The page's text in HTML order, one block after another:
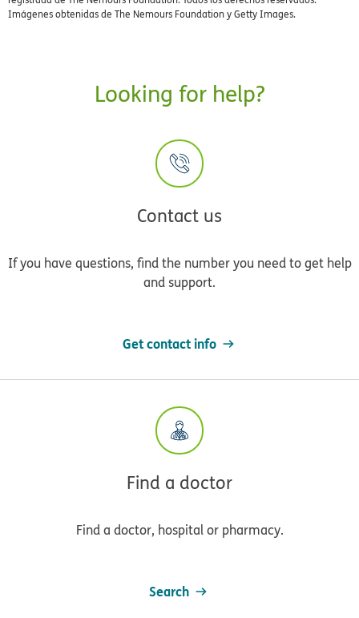
Imágenes obtenidas de The Nemours Foundation y Getty Images.
Looking for help?
Contact us
If you have questions, find the number you need to get help
and support.
Get contact info
Find a doctor
Find a doctor, hospital or pharmacy.
Search